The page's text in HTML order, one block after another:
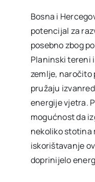
Bosna i
potencijal za
posebno zbog
Planinski tereni
zemlje, naročito
pružaju
energije vjetra.
mogućnost da
nekoliko stotina
iskorištavanje
doprinijelo